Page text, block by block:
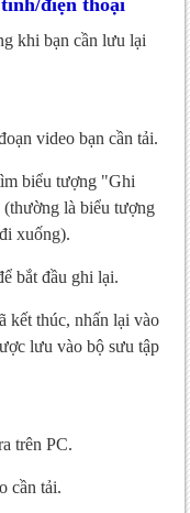
điện thoại
khi bạn cần lưu lại
video bạn cần tải.
biểu tượng "Ghi
là biểu tượng
xuống).
bắt đầu ghi lại.
kết thúc, nhấn lại vào
lưu vào bộ sưu tập
trên PC.
cần tải.